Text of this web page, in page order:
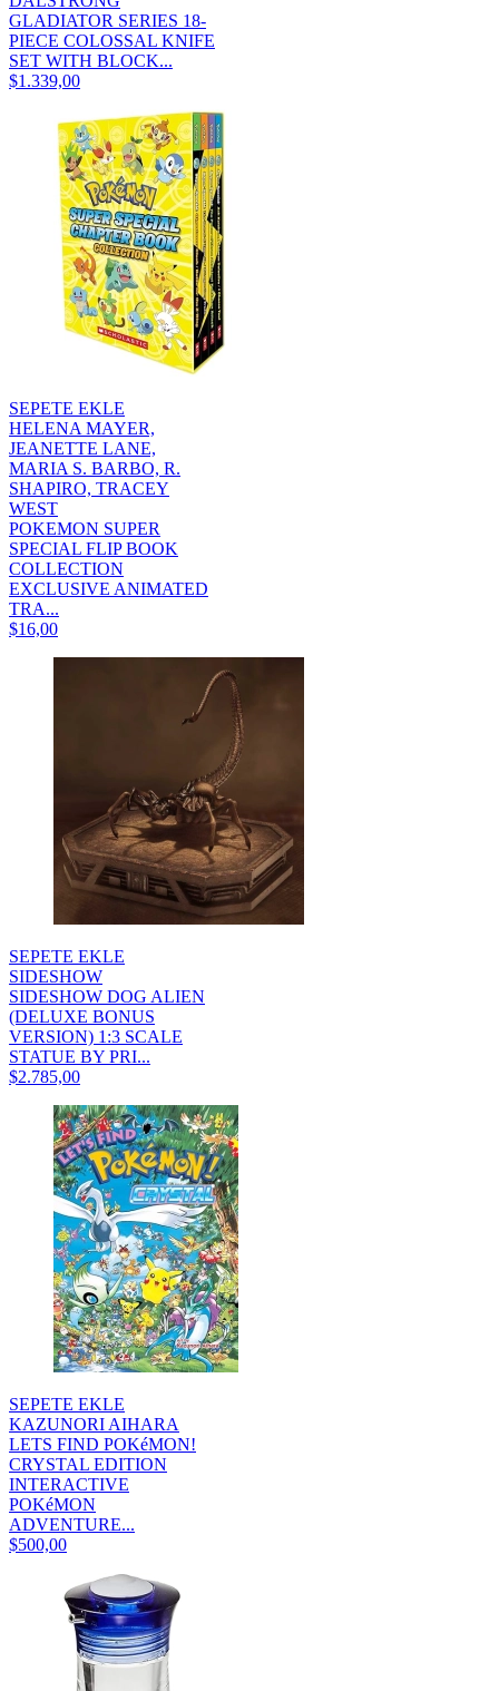
GLADIATOR SERIES 18-
PIECE COLOSSAL KNIFE
SET WITH BLOCK...
$1.339,00
SEPETE EKLE
HELENA MAYER,
JEANETTE LANE,
MARIA S. BARBO, R.
SHAPIRO, TRACEY
WEST
POKEMON SUPER
SPECIAL FLIP BOOK
COLLECTION
EXCLUSIVE ANIMATED
TRA...
$16,00
SEPETE EKLE
SIDESHOW
SIDESHOW DOG ALIEN
(DELUXE BONUS
VERSION) 1:3 SCALE
STATUE BY PRI...
$2.785,00
SEPETE EKLE
KAZUNORI AIHARA
LETS FIND POKéMON!
CRYSTAL EDITION
INTERACTIVE
POKéMON
ADVENTURE...
$500,00